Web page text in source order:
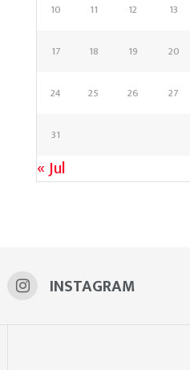
10 11 12 13
17 18 19 20
24 25 26 27
31
« Jul
INSTAGRAM